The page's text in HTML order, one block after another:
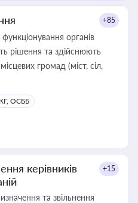
+85
функціонування органів
рішення та здійснюють
місцевих громад (міст, сіл,
ОСББ
керівників
+15
та звільнення